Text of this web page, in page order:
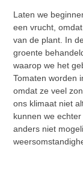
Laten we
een vrucht,
van de plant. In
groente
waarop we het
Tomaten worden
omdat ze veel
ons klimaat niet
kunnen we
anders niet